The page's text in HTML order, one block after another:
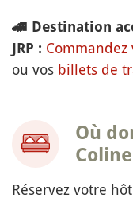
🚄 Destination
JRP : Commandez
ou vos billets de
Où
Réservez votre